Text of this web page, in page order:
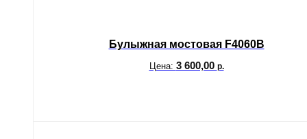
Булыжная мостовая F4060B
Цена: 3 600,00 р.